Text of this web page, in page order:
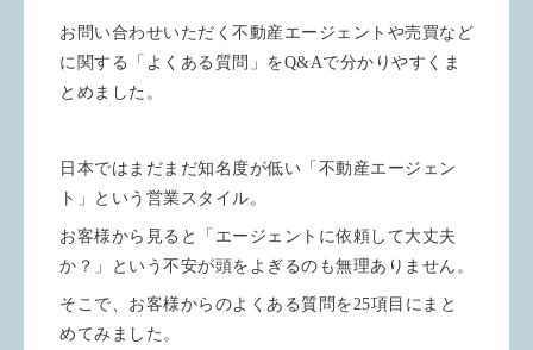
お問い合わせいただく不動産エージェントや売買など
に関する「よくある質問」をQ&Aで分かりやすくま
とめました。
日本ではまだまだ知名度が低い「不動産エージェン
ト」という営業スタイル。
お客様から見ると「エージェントに依頼して大丈夫
か？」という不安が頭をよぎるのも無理ありません。
そこで、お客様からのよくある質問を25項目にまと
めてみました。